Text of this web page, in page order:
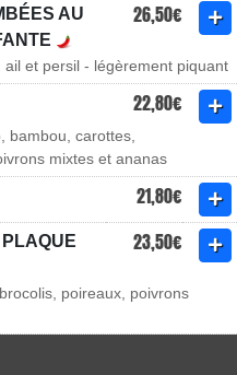
AU
26,50€
et persil - légèrement piquant
22,80€
bambou, carottes,
mixtes et ananas
21,80€
23,50€
poireaux, poivrons